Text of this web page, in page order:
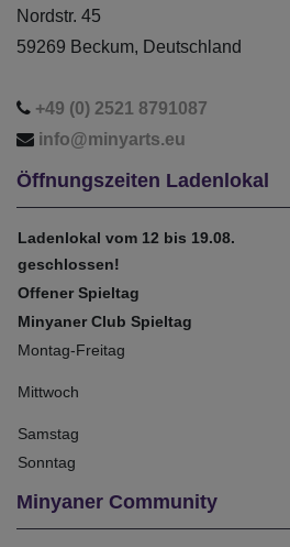
Nordstr. 45
59269 Beckum, Deutschland
+49 (0) 2521 8791087
info@minyarts.eu
Öffnungszeiten Ladenlokal
Ladenlokal vom 12 bis 19.08.
geschlossen!
Offener Spieltag
Minyaner Club Spieltag
Montag-Freitag
Mittwoch
Samstag
Sonntag
Minyaner Community